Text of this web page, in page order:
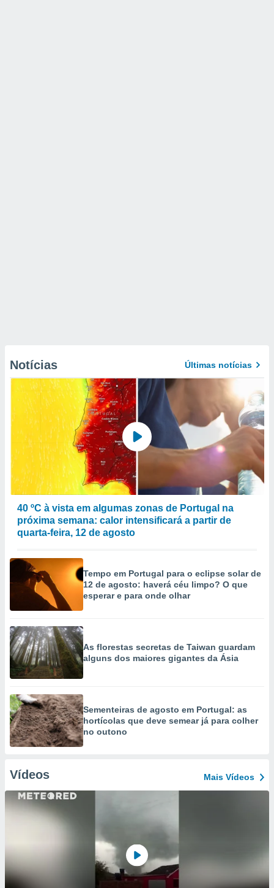
Notícias Últimas notícias
40 ºC à vista em algumas zonas de Portugal na
próxima semana: calor intensificará a partir de
quarta-feira, 12 de agosto
Tempo em Portugal para o eclipse solar de
12 de agosto: haverá céu limpo? O que
esperar e para onde olhar
As florestas secretas de Taiwan guardam
alguns dos maiores gigantes da Ásia
Sementeiras de agosto em Portugal: as
hortícolas que deve semear já para colher
no outono
Vídeos Mais Vídeos